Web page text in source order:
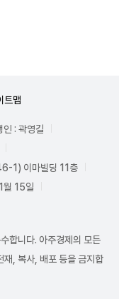
트맵
인 : 곽영길
1) 이마빌딩 11층
월 15일
합니다. 아주경제의 모든
재, 복사, 배포 등을 금지합